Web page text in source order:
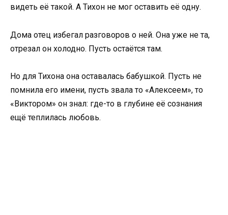
видеть её такой. А Тихон не мог оставить её одну.
Дома отец избегал разговоров о ней. Она уже не та,
отрезал он холодно. Пусть остаётся там.
Но для Тихона она оставалась бабушкой. Пусть не
помнила его имени, пусть звала то «Алексеем», то
«Виктором» он знал: где-то в глубине её сознания
ещё теплилась любовь.